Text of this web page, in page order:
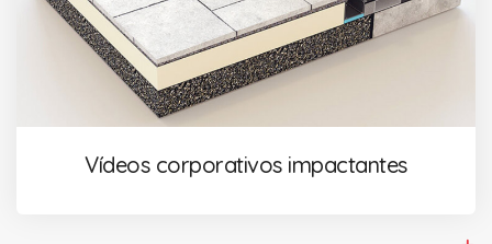
Vídeos corporativos impactantes